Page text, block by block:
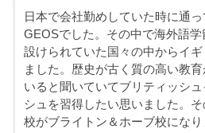
日本で会社勤めしていた時に通
GEOSでした。その中で海外語学
設けられていた国々の中からイ
ました。歴史が古く質の高い教
いると聞いていてブリティッシュ
シュを習得したい思いました。そ
校がブライトン＆ホーブ校になり